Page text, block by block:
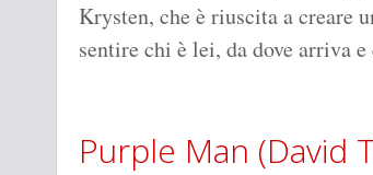
Krysten, che è riuscita a creare
sentire chi è lei, da dove arriva
Purple Man (David